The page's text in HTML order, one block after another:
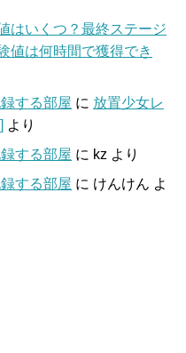
はいくつ？最終ステージ
値は何時間で獲得でき
する部屋 に 放置少女レ
より
する部屋 に kz より
する部屋 に けんけん よ